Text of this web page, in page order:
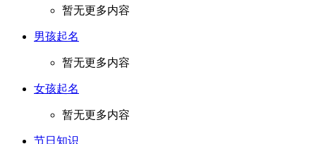
暂无更多内容
男孩起名
暂无更多内容
女孩起名
暂无更多内容
节日知识